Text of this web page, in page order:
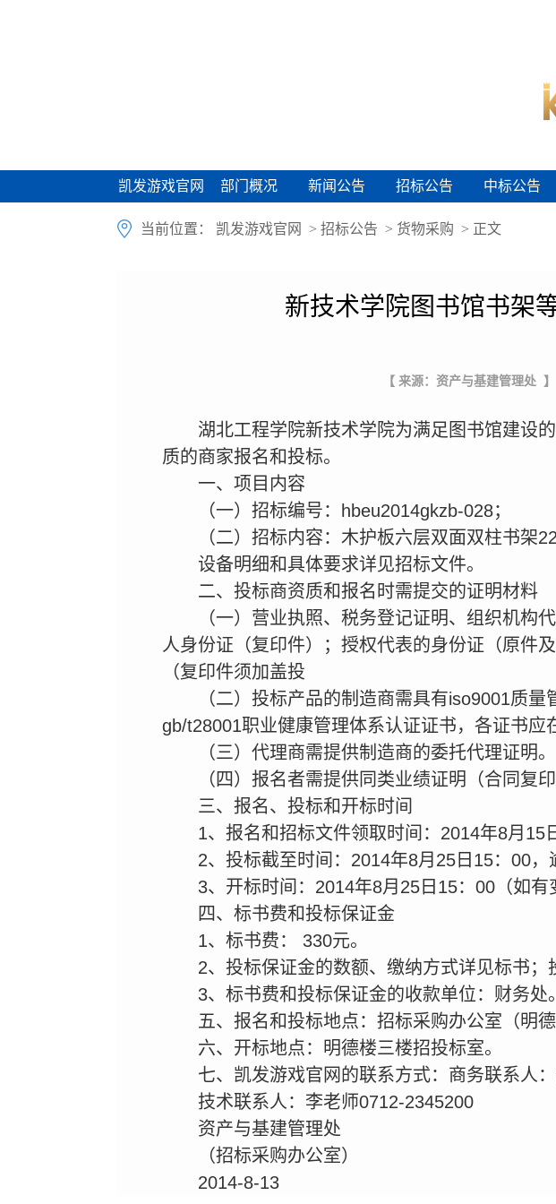
凯发游戏官网
凯发游戏官网 部门概况
部门概况 新闻公告
新闻公告 招标公告
招标公告 中标公告
中标公告
当前位置： 凯发游戏官网 > 招标公告 > 货物采购 > 正文
新技术学院图书馆书架
【 来源：资产与基建管理处 】
湖北工程学院新技术学院为满足图书馆建设
质的商家报名和投标。
一、项目内容
（一）招标编号：hbeu2014gkzb-028；
（二）招标内容：木护板六层双面双柱书架
设备明细和具体要求详见招标文件。
二、投标商资质和报名时需提交的证明材料
（一）营业执照、税务登记证明、组织机构
人身份证（复印件）；授权代表的身份证（原件
（复印件须加盖投
（二）投标产品的制造商需具有iso9001质
gb/t28001职业健康管理体系认证证书，各证书应
（三）代理商需提供制造商的委托代理证明。
（四）报名者需提供同类业绩证明（合同复印
三、报名、投标和开标时间
1、报名和招标文件领取时间：2014年8月15
2、投标截至时间：2014年8月25日15：00，
3、开标时间：2014年8月25日15：00（如有
四、标书费和投标保证金
1、标书费： 330元。
2、投标保证金的数额、缴纳方式详见标书；
3、标书费和投标保证金的收款单位：财务处。
五、报名和投标地点：招标采购办公室（明德
六、开标地点：明德楼三楼招投标室。
七、凯发游戏官网的联系方式：商务联系人
技术联系人：李老师0712-2345200
资产与基建管理处
（招标采购办公室）
2014-8-13